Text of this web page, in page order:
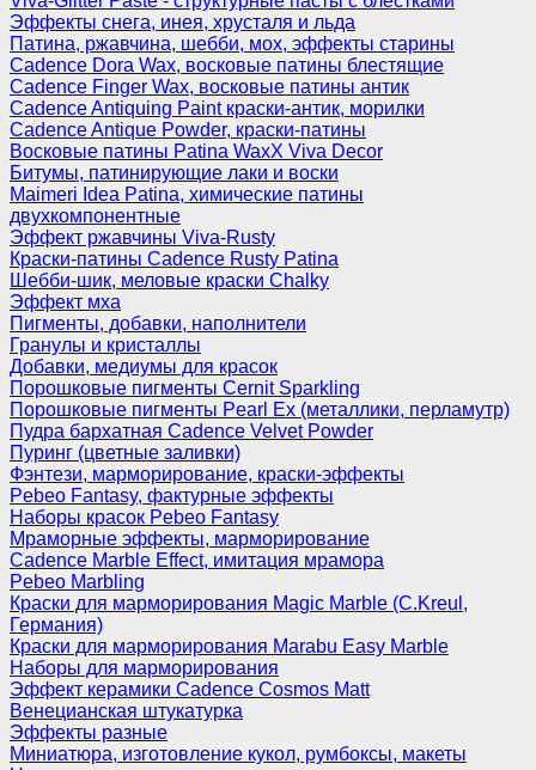
Эффекты снега, инея, хрусталя и льда
Патина, ржавчина, шебби, мох, эффекты старины
Cadence Dora Wax, восковые патины блестящие
Cadence Finger Wax, восковые патины антик
Сadence Antiquing Paint краски-антик, морилки
Cadence Antique Powder, краски-патины
Восковые патины Patina WaxX Viva Decor
Битумы, патинирующие лаки и воски
Maimeri Idea Patina, химические патины
двухкомпонентные
Эффект ржавчины Viva-Rusty
Краски-патины Cadence Rusty Patina
Шебби-шик, меловые краски Chalky
Эффект мха
Пигменты, добавки, наполнители
Гранулы и кристаллы
Добавки, медиумы для красок
Порошковые пигменты Cernit Sparkling
Порошковые пигменты Pearl Ex (металлики, перламутр)
Пудра бархатная Cadence Velvet Powder
Пуринг (цветные заливки)
Фэнтези, марморирование, краски-эффекты
Pebeo Fantasy, фактурные эффекты
Наборы красок Pebeo Fantasy
Мраморные эффекты, марморирование
Cadence Marble Effect, имитация мрамора
Pebeo Marbling
Краски для марморирования Magic Marble (C.Kreul,
Германия)
Краски для марморирования Marabu Easy Marble
Наборы для марморирования
Эффект керамики Cadence Cosmos Matt
Венецианская штукатурка
Эффекты разные
Миниатюра, изготовление кукол, румбоксы, макеты